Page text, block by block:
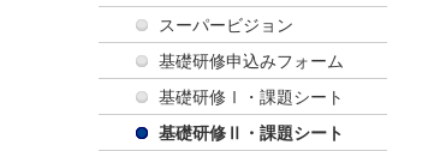
スーパービジョン
基礎研修申込みフォーム
基礎研修Ⅰ・課題シート
基礎研修Ⅱ・課題シート